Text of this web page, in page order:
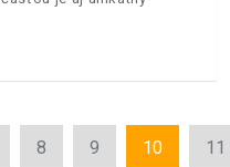
8 9 10 11